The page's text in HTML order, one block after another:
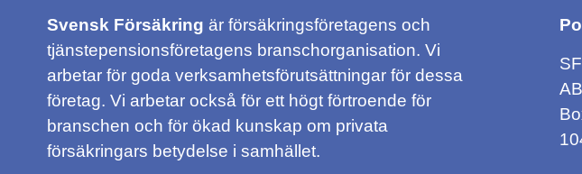
Svensk Försäkring är försäkringsföretagens och
tjänstepensionsföretagens branschorganisation. Vi
arbetar för goda verksamhetsförutsättningar för dessa
företag. Vi arbetar också för ett högt förtroende för
branschen och för ökad kunskap om privata
försäkringars betydelse i samhället.
AB